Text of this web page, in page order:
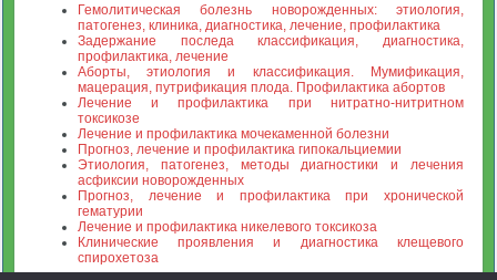
Гемолитическая болезнь новорожденных: этиология,
патогенез, клиника, диагностика, лечение, профилактика
Задержание последа классификация, диагностика,
профилактика, лечение
Аборты, этиология и классификация. Мумификация,
мацерация, путрификация плода. Профилактика абортов
Лечение и профилактика при нитратно-нитритном
токсикозе
Лечение и профилактика мочекаменной болезни
Прогноз, лечение и профилактика гипокальциемии
Этиология, патогенез, методы диагностики и лечения
асфиксии новорожденных
Прогноз, лечение и профилактика при хронической
гематурии
Лечение и профилактика никелевого токсикоза
Клинические проявления и диагностика клещевого
спирохетоза